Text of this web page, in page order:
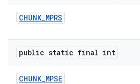
CHUNK_MPRS
public static final int
CHUNK_MPSE